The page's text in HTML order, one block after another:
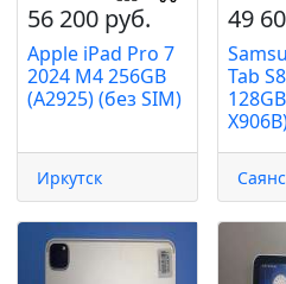
56 200 руб.
Apple iPad Pro 7
2024 M4 256GB
(A2925) (без SIM)
Иркутск
49
Tab